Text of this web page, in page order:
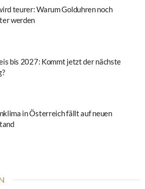
teurer: Warum Golduhren noch
werden
bis 2027: Kommt jetzt der nächste
in Österreich fällt auf neuen